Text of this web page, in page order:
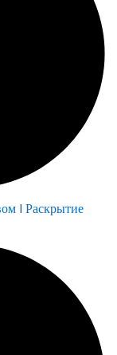
| Раскрытие